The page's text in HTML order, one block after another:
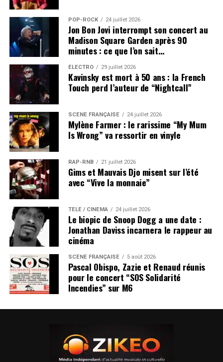
POP-ROCK 24 juillet 2026
Jon Bon Jovi interrompt son concert au
Madison Square Garden après 90
minutes : ce que l’on sait…
ÉLECTRO 29 juillet 2026
Kavinsky est mort à 50 ans : la French
Touch perd l’auteur de “Nightcall”
SCÈNE FRANÇAISE 24 juillet 2026
Mylène Farmer : le rarissime “My Mum
Is Wrong” va ressortir en vinyle
RAP-RNB 21 juillet 2026
Gims et Mauvais Djo misent sur l’été
avec “Vive la monnaie”
TÉLÉ / CINÉMA 24 juillet 2026
Le biopic de Snoop Dogg a une date :
Jonathan Daviss incarnera le rappeur au
cinéma
SCÈNE FRANÇAISE 5 août 2026
Pascal Obispo, Zazie et Renaud réunis
pour le concert “SOS Solidarité
Incendies” sur M6